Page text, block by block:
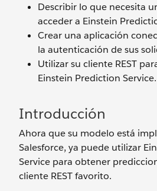
Describir lo que necesita
acceder a Einstein
Crear una aplicación
la autenticación de sus
Utilizar su cliente REST
Einstein Prediction Service.
Introducción
Ahora que su modelo está
Salesforce, ya puede utilizar
Service para obtener
cliente REST favorito.